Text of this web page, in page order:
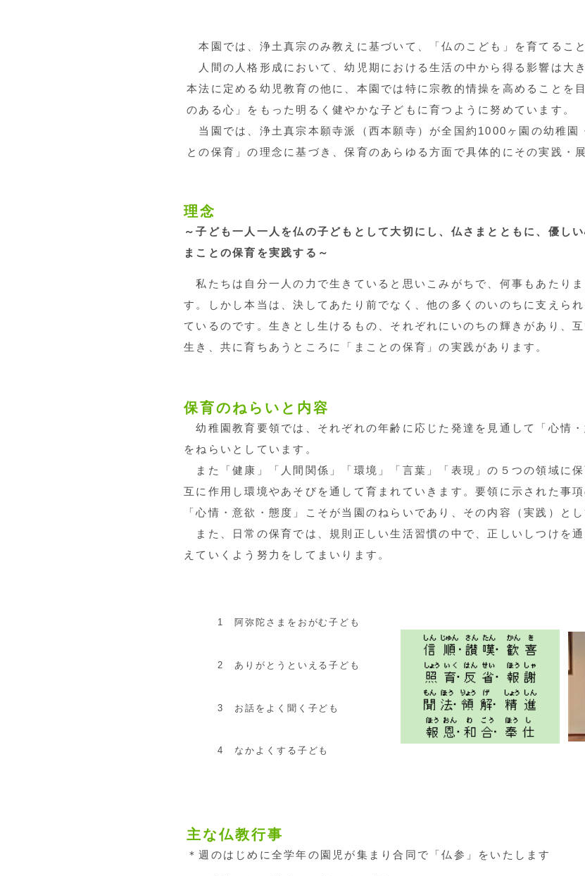
本園では、浄土真宗のみ教えに基づいて、「仏のこども」を育てるこ
人間の人格形成において、幼児期における生活の中から得る影響は大
本法に定める幼児教育の他に、本園では特に宗教的情操を高めることを
のある心」をもった明るく健やかな子どもに育つように努めています。
当園では、浄土真宗本願寺派（西本願寺）が全国約1000ヶ園の幼稚園
との保育」の理念に基づき、保育のあらゆる方面で具体的にその実践・
理念
～子ども一人一人を仏の子どもとして大切にし、仏さまとともに、優し
まことの保育を実践する～
私たちは自分一人の力で生きていると思いこみがちで、何事もあたり
す。しかし本当は、決してあたり前でなく、他の多くのいのちに支えら
ているのです。生きとし生けるもの、それぞれにいのちの輝きがあり、
生き、共に育ちあうところに「まことの保育」の実践があります。
保育のねらいと内容
幼稚園教育要領では、それぞれの年齢に応じた発達を見通して「心情
をねらいとしています。
また「健康」「人間関係」「環境」「言葉」「表現」の５つの領域に
互に作用し環境やあそびを通して育まれていきます。要領に示された事
「心情・意欲・態度」こそが当園のねらいであり、その内容（実践）と
また、日常の保育では、規則正しい生活習慣の中で、正しいしつけを
えていくよう努力をしてまいります。
1 阿弥陀さまをおがむ子ども
2 ありがとうといえる子ども
3 お話をよく聞く子ども
4 なかよくする子ども
主な仏教行事
＊週のはじめに全学年の園児が集まり合同で「仏参」をいたします